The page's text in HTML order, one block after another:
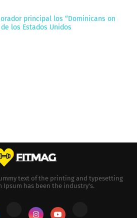
principal los “Dominicans on
los Estados Unidos
text of the printing and typesetting
Ipsum has been the industry's.